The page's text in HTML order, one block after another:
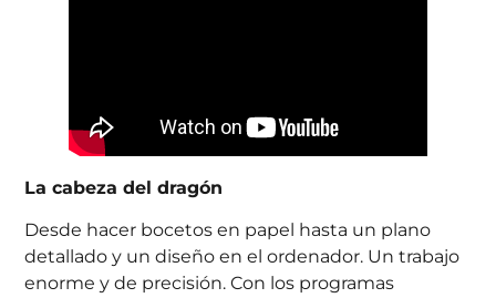
La cabeza del dragón
Desde hacer bocetos en papel hasta un plano
detallado y un diseño en el ordenador. Un trabajo
enorme y de precisión. Con los programas